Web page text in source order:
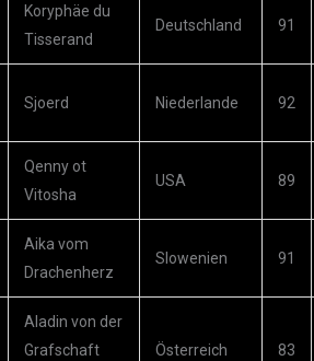
Koryphäe du
Tisserand
Deutschland 91
Sjoerd Niederlande 92
Qenny ot
Vitosha
USA 89
Aika vom
Drachenherz
Slowenien 91
Aladin von der
Grafschaft
Österreich 83